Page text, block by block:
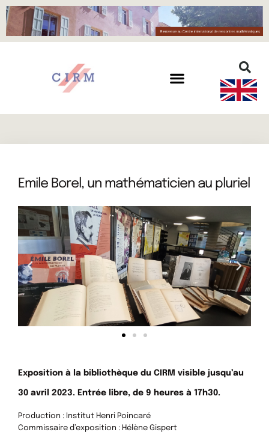
Emile Borel, un mathématicien au pluriel
Exposition à la bibliothèque du CIRM visible jusqu’au
30 avril 2023. Entrée libre, de 9 heures à 17h30.
Production : Institut Henri Poincaré
Commissaire d’exposition : Hélène Gispert